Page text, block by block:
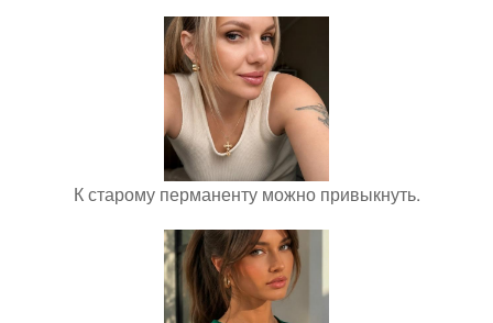
К старому перманенту можно привыкнуть.